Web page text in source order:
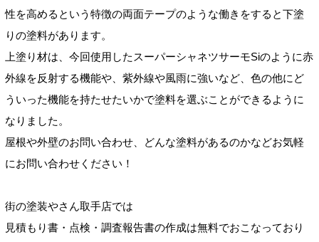
性を高めるという特徴の両面テープのような働きをすると下塗
りの塗料があります。
上塗り材は、今回使用した スーパーシャネツサーモSiのように赤
外線を反射する機能や、 紫外線や風雨に強いなど、色の他に ど
ういった機能を持たせたいかで塗料を選ぶことができるように
なりました。
屋根や外壁のお問い合わせ、どんな塗料があるのかなどお気軽
にお問い合わせください！
街の塗装やさん取手店では
見積もり書・点検・調査報告書の作成は無料でおこなっており